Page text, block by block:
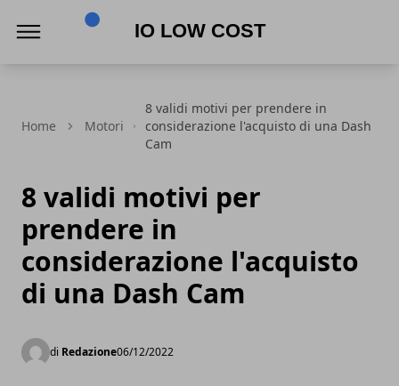
Home Motori
8 validi motivi per prendere in
considerazione l'acquisto di una Dash
Cam
8 validi motivi per
prendere in
considerazione l'acquisto
di una Dash Cam
di Redazione06/12/2022